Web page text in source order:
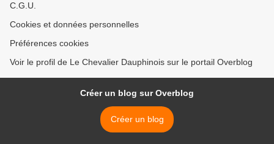
C.G.U.
Cookies et données personnelles
Préférences cookies
Voir le profil de Le Chevalier Dauphinois sur le portail Overblog
Créer un blog sur Overblog
Créer un blog